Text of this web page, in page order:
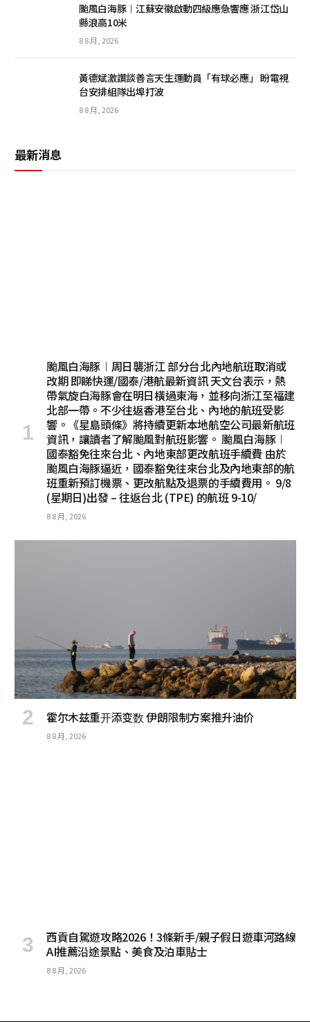
颱風白海豚︱江蘇安徽啟動四級應急響應 浙江岱山
縣浪高10米
8 8 月, 2026
黃德斌激讚談善言天生運動員「有球必應」 盼電視
台安排組隊出埠打波
8 8 月, 2026
最新消息
颱風白海豚︱周日襲浙江 部分台北內地航班取消或
改期 即睇快運/國泰/港航最新資訊 天文台表示，熱
帶氣旋白海豚會在明日橫過東海，並移向浙江至福建
北部一帶。不少往返香港至台北、內地的航班受影
響。《星島頭條》將持續更新本地航空公司最新航班
資訊，讓讀者了解颱風對航班影響。 颱風白海豚︱
國泰豁免往來台北、內地東部更改航班手續費 由於
颱風白海豚逼近，國泰豁免往來台北及內地東部的航
班重新預訂機票、更改航點及退票的手續費用。 9/8
(星期日)出發 – 往返台北 (TPE) 的航班 9-10/
8 8 月, 2026
霍尔木兹重开添变数 伊朗限制方案推升油价
8 8 月, 2026
西貢自駕遊攻略2026！3條新手/親子假日遊車河路線
AI推薦沿途景點、美食及泊車貼士
8 8 月, 2026